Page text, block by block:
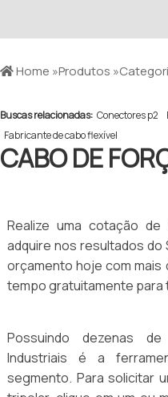
Home »Produtos »
Buscas relacionadas: Conectores p2
Fabricante de cabo flexível
CABO DE
Realize uma cotação
adquire nos resultados do
orçamento hoje com
tempo gratuitamente para
Possuindo dezenas
Industriais é a
segmento. Para solicitar